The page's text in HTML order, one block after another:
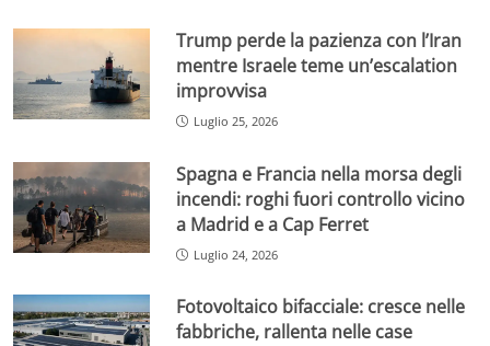
Trump perde la pazienza con l’Iran
mentre Israele teme un’escalation
improvvisa
Luglio 25, 2026
Spagna e Francia nella morsa degli
incendi: roghi fuori controllo vicino
a Madrid e a Cap Ferret
Luglio 24, 2026
Fotovoltaico bifacciale: cresce nelle
fabbriche, rallenta nelle case